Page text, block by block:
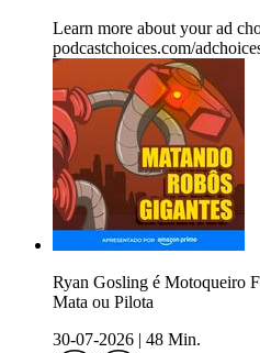
Learn more about your ad
podcastchoices.com/
Ryan Gosling é Motoqueiro
Mata ou Pilota
30-07-2026
48 Min.